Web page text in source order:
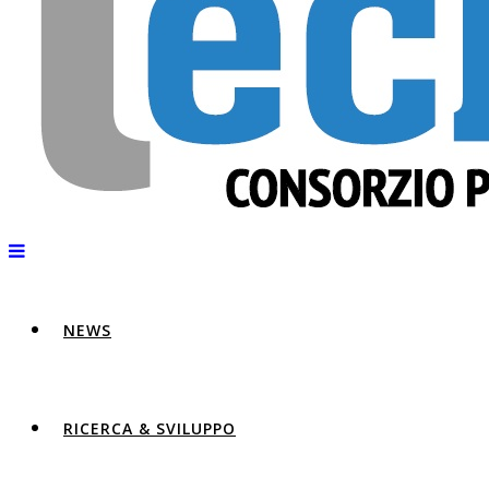
NEWS
RICERCA & SVILUPPO